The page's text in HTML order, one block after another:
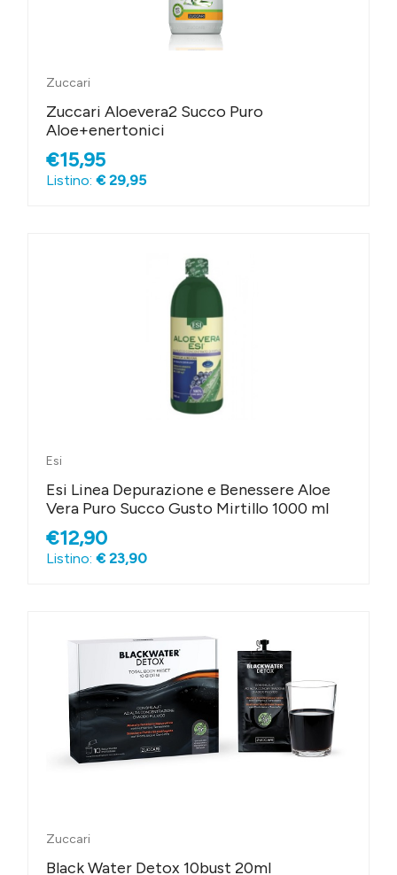
Zuccari
Zuccari Aloevera2 Succo Puro
Aloe+enertonici
€15,95
Listino: € 29,95
Esi
Esi Linea Depurazione e Benessere Aloe
Vera Puro Succo Gusto Mirtillo 1000 ml
€12,90
Listino: € 23,90
Zuccari
Black Water Detox 10bust 20ml